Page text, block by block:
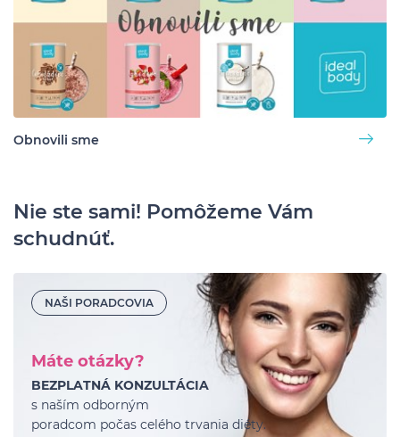
Obnovili sme
Nie ste sami! Pomôžeme Vám
schudnúť.
NAŠI PORADCOVIA
Máte otázky?
BEZPLATNÁ KONZULTÁCIA
s naším odborným
poradcom počas celého trvania diéty.